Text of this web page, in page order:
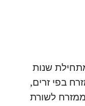
שנות
בפי זרים,
לשורת